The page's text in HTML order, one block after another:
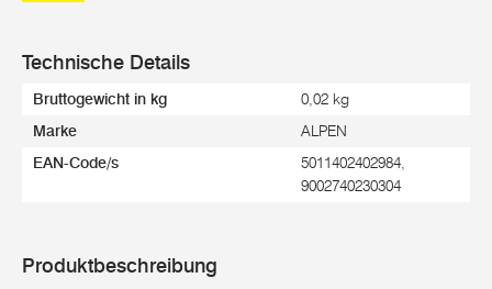
Technische Details
Bruttogewicht in kg 0,02 kg
Marke ALPEN
EAN-Code/s
5011402402984,
9002740230304
Produktbeschreibung